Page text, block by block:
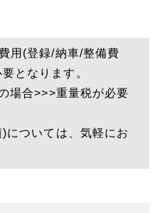
用(登録/納車/整備費
となります。
場合>>>重量税が必要
については、気軽にお